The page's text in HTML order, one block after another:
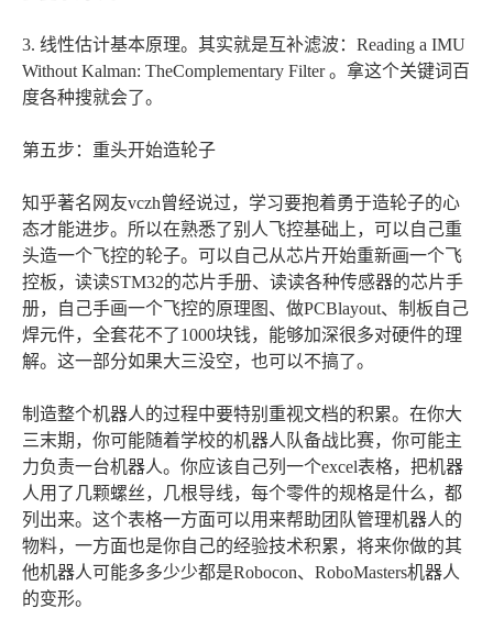
3. 线性估计基本原理。其实就是互补滤波：Reading a IMU
Without Kalman: TheComplementary Filter 。拿这个关键词百
度各种搜就会了。
第五步：重头开始造轮子
知乎著名网友vczh曾经说过，学习要抱着勇于造轮子的心
态才能进步。所以在熟悉了别人飞控基础上，可以自己重
头造一个飞控的轮子。可以自己从芯片开始重新画一个飞
控板，读读STM32的芯片手册、读读各种传感器的芯片手
册，自己手画一个飞控的原理图、做PCBlayout、制板自己
焊元件，全套花不了1000块钱，能够加深很多对硬件的理
解。这一部分如果大三没空，也可以不搞了。
制造整个机器人的过程中要特别重视文档的积累。在你大
三末期，你可能随着学校的机器人队备战比赛，你可能主
力负责一台机器人。你应该自己列一个excel表格，把机器
人用了几颗螺丝，几根导线，每个零件的规格是什么，都
列出来。这个表格一方面可以用来帮助团队管理机器人的
物料，一方面也是你自己的经验技术积累，将来你做的其
他机器人可能多多少少都是Robocon、RoboMasters机器人
的变形。